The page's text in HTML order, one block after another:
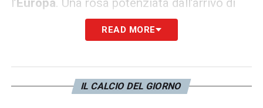
Ronaldo, senza dimenticare i nuovi
acquisti juventini di alto livello e il ritorno di
READ MORE
IL CALCIO DEL GIORNO